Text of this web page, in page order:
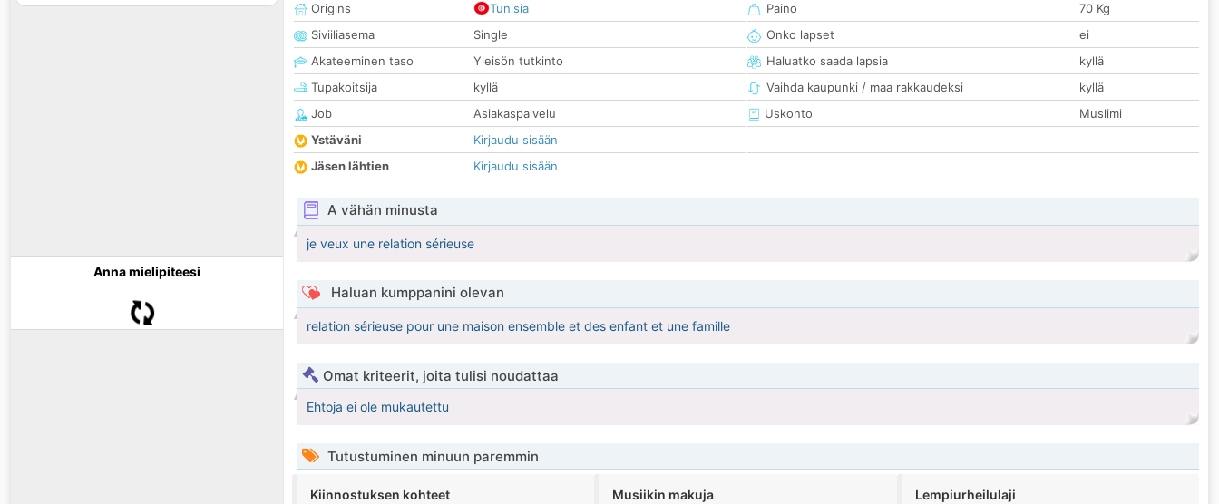
Anna mielipiteesi
Origins
Tunisia
Siviiliasema
Single
Akateeminen taso
Yleisön tutkinto
Tupakoitsija
kyllä
Job
Asiakaspalvelu
Ystäväni
Kirjaudu sisään
Jäsen lähtien
Kirjaudu sisään
Paino
70 Kg
Onko lapset
ei
Haluatko saada lapsia
kyllä
Vaihda kaupunki / maa rakkaudeksi
kyllä
Uskonto
Muslimi
A vähän minusta
je veux une relation sérieuse
Haluan kumppanini olevan
relation sérieuse pour une maison ensemble et des enfant et une famille
Omat kriteerit, joita tulisi noudattaa
Ehtoja ei ole mukautettu
Tutustuminen minuun paremmin
Kiinnostuksen kohteet Musiikin makuja Lempiurheilulaji